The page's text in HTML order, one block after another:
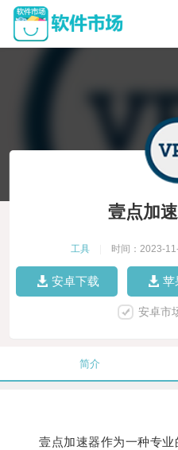
壹点加
工具 时间：2023-
安卓下载 苹
安卓市
简介
壹点加速器作为一种专业